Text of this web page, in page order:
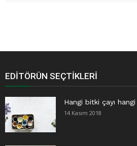
EDITÖRÜN SEÇTIKLERI
Hangi bitki çayı
14 Kasım 2018